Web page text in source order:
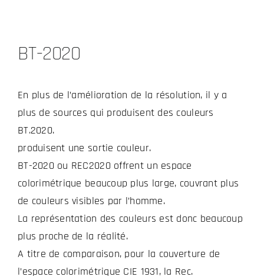
BT-2020
En plus de l’amélioration de la résolution, il y a
plus de sources qui produisent des couleurs
BT.2020.
produisent une sortie couleur.
BT-2020 ou REC2020 offrent un espace
colorimétrique beaucoup plus large, couvrant plus
de couleurs visibles par l’homme.
La représentation des couleurs est donc beaucoup
plus proche de la réalité.
A titre de comparaison, pour la couverture de
l’espace colorimétrique CIE 1931, la Rec.